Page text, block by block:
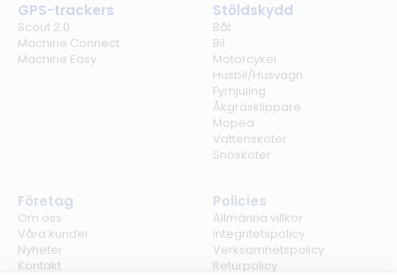
GPS-trackers
Scout 2.0
Machine Connect
Machine Easy
Stöldskydd
Båt
Bil
Motorcykel
Husbil/Husvagn
Fyrhjuling
Åkgräsklippare
Moped
Vattenskoter
Snöskoter
Företag
Om oss
Våra kunder
Nyheter
Kontakt
Policies
Allmänna villkor
Integritetspolicy
Verksamhetspolicy
Returpolicy